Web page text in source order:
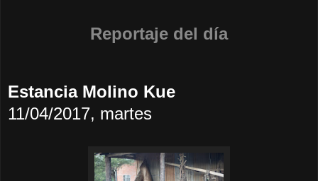
Reportaje del día
Estancia Molino Kue
11/04/2017, martes